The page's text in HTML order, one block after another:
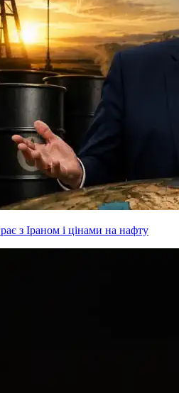
з Іраном і цінами на нафту